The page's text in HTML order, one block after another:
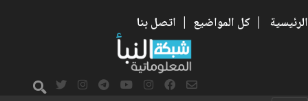
الرئيسية | كل المواضيع | اتصل بنا